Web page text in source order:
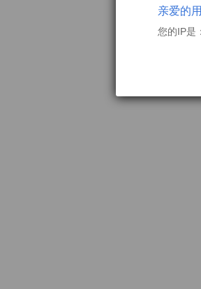
亲爱的
您的IP是